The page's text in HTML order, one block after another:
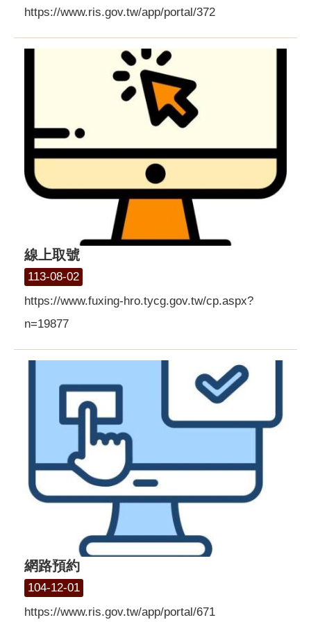
https://www.ris.gov.tw/app/portal/372
線上取號
113-08-02
https://www.fuxing-hro.tycg.gov.tw/cp.aspx?
n=19877
網路預約
104-12-01
https://www.ris.gov.tw/app/portal/671